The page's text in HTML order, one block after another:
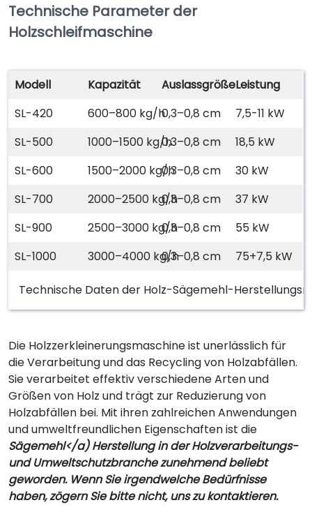
Technische Parameter der
Holzschleifmaschine
Modell Kapazität AuslassgrößeLeistung
SL-420
600–800 kg/h0,3–0,8 cm
7,5-11 kW
SL-500
1000–1500 kg/h0,3–0,8 cm
18,5 kW
SL-600
1500–2000 kg/h0,3–0,8 cm
30 kW
SL-700
2000–2500 kg/h0,3–0,8 cm
37 kW
SL-900
2500–3000 kg/h0,3–0,8 cm
55 kW
SL-1000
3000–4000 kg/h0,3–0,8 cm 75+7,5 kW
Technische Daten der Holz-Sägemehl-
Die Holzzerkleinerungsmaschine ist unerlässlich für
die Verarbeitung und das Recycling von Holzabfällen.
Sie verarbeitet effektiv verschiedene Arten und
Größen von Holz und trägt zur Reduzierung von
Holzabfällen bei. Mit ihren zahlreichen Anwendungen
und umweltfreundlichen Eigenschaften ist die
Sägemehl</a) Herstellung in der Holzverarbeitungs-
und Umweltschutzbranche zunehmend beliebt
geworden. Wenn Sie irgendwelche Bedürfnisse
haben, zögern Sie bitte nicht, uns zu kontaktieren.